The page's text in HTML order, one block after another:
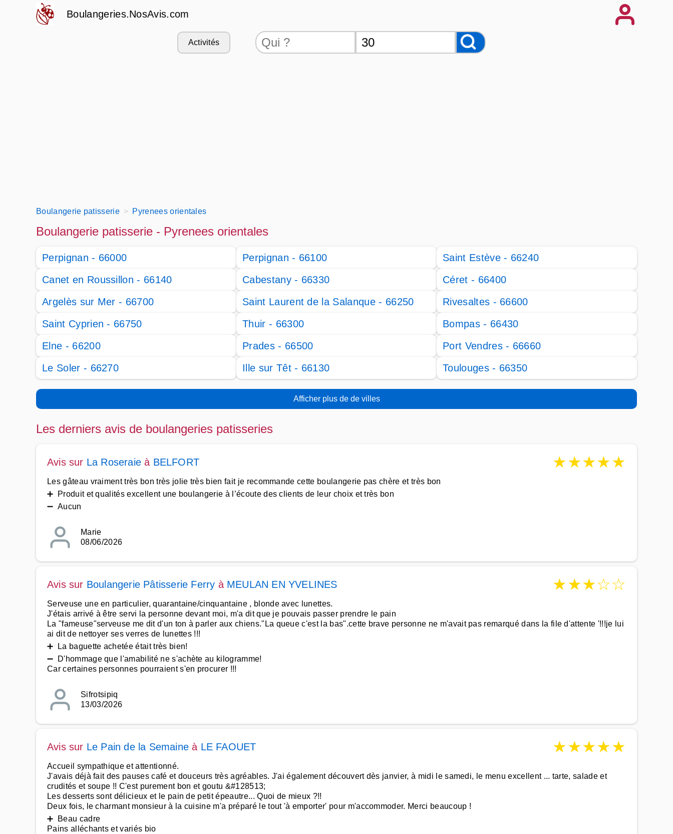
Boulangeries.NosAvis.com
Activités
Boulangerie patisserie Pyrenees orientales
Boulangerie patisserie - Pyrenees orientales
Perpignan - 66000 Perpignan - 66100
Saint Estève - 66240
Canet en Roussillon - 66140
Cabestany - 66330
Céret - 66400
Argelès sur Mer - 66700
Saint Laurent de la Salanque - 66250
Rivesaltes - 66600
Saint Cyprien - 66750
Thuir - 66300
Bompas - 66430
Elne - 66200
Prades - 66500
Port Vendres - 66660
Le Soler - 66270
Ille sur Têt - 66130 Toulouges - 66350
Afficher plus de de villes
Les derniers avis de boulangeries patisseries
Avis sur La Roseraie à BELFORT ★★★★★
Les gâteau vraiment très bon très jolie très bien fait je recommande cette boulangerie pas chère et très bon
➕ Produit et qualités excellent une boulangerie à l’écoute des clients de leur choix et très bon
➖ Aucun
Marie
08/06/2026
Avis sur Boulangerie Pâtisserie Ferry à MEULAN EN YVELINES ★★★☆☆
Serveuse une en particulier, quarantaine/cinquantaine , blonde avec lunettes.
J'étais arrivé à être servi la personne devant moi, m'a dit que je pouvais passer prendre le pain
La "fameuse"serveuse me dit d'un ton à parler aux chiens."La queue c'est la bas".cette brave personne ne m'avait pas remarqué dans la file d'attente '!!!je lui
ai dit de nettoyer ses verres de lunettes !!!
➕ La baguette achetée était très bien!
➖ D'hommage que l'amabilité ne s'achète au kilogramme!
Car certaines personnes pourraient s'en procurer !!!
Sifrotsipiq
13/03/2026
Avis sur Le Pain de la Semaine à LE FAOUET ★★★★★
Accueil sympathique et attentionné.
J'avais déjà fait des pauses café et douceurs très agréables. J'ai également découvert dès janvier, à midi le samedi, le menu excellent ... tarte, salade et
crudités et soupe !! C'est purement bon et goutu &#128513;
Les desserts sont délicieux et le pain de petit épeautre... Quoi de mieux ?!!
Deux fois, le charmant monsieur à la cuisine m'a préparé le tout 'à emporter' pour m'accommoder. Merci beaucoup !
➕ Beau cadre
Pains alléchants et variés bio